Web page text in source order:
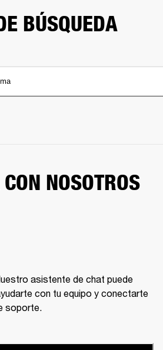
BÚSQUEDA
NOSOTROS
asistente de chat puede
con tu equipo y conectarte
soporte.